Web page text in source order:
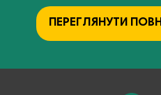
ПЕРЕГЛЯНУТИ